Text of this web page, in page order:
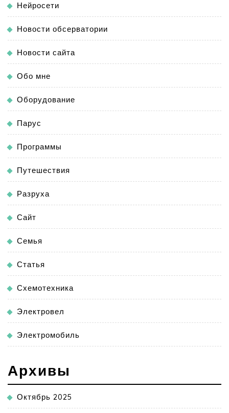
Нейросети
Новости обсерватории
Новости сайта
Обо мне
Оборудование
Парус
Программы
Путешествия
Разруха
Сайт
Семья
Статья
Схемотехника
Электровел
Электромобиль
Архивы
Октябрь 2025